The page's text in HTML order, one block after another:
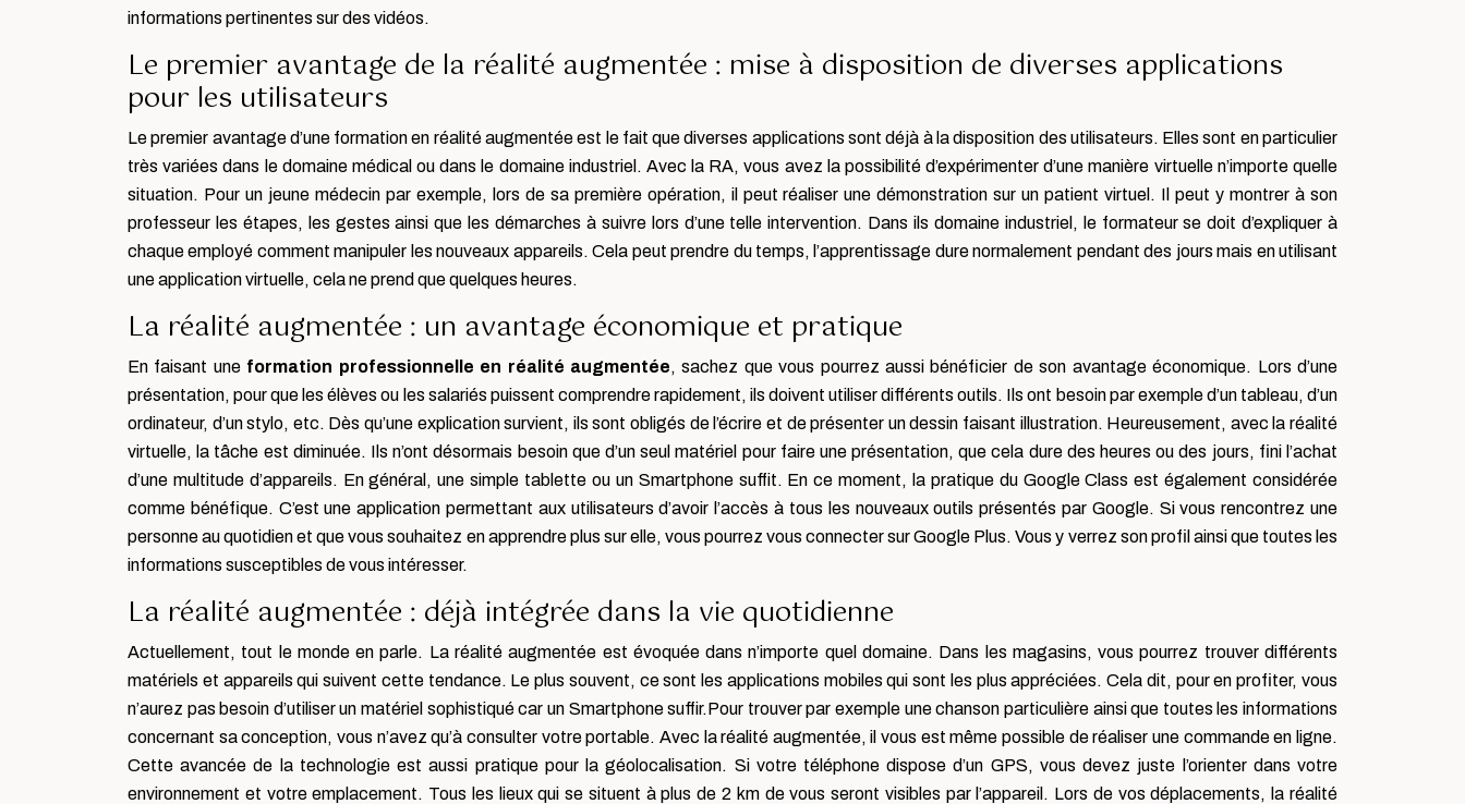
informations pertinentes sur des vidéos.
Le premier avantage de la réalité augmentée : mise à disposition de diverses applications
pour les utilisateurs
Le premier avantage d’une formation en réalité augmentée est le fait que diverses applications sont déjà à la disposition des utilisateurs. Elles sont en particulier
très variées dans le domaine médical ou dans le domaine industriel. Avec la RA, vous avez la possibilité d’expérimenter d’une manière virtuelle n’importe quelle
situation. Pour un jeune médecin par exemple, lors de sa première opération, il peut réaliser une démonstration sur un patient virtuel. Il peut y montrer à son
professeur les étapes, les gestes ainsi que les démarches à suivre lors d’une telle intervention. Dans ils domaine industriel, le formateur se doit d’expliquer à
chaque employé comment manipuler les nouveaux appareils. Cela peut prendre du temps, l’apprentissage dure normalement pendant des jours mais en utilisant
une application virtuelle, cela ne prend que quelques heures.
La réalité augmentée : un avantage économique et pratique
En faisant une formation professionnelle en réalité augmentée, sachez que vous pourrez aussi bénéficier de son avantage économique. Lors d’une
présentation, pour que les élèves ou les salariés puissent comprendre rapidement, ils doivent utiliser différents outils. Ils ont besoin par exemple d’un tableau, d’un
ordinateur, d’un stylo, etc. Dès qu’une explication survient, ils sont obligés de l’écrire et de présenter un dessin faisant illustration. Heureusement, avec la réalité
virtuelle, la tâche est diminuée. Ils n’ont désormais besoin que d’un seul matériel pour faire une présentation, que cela dure des heures ou des jours, fini l’achat
d’une multitude d’appareils. En général, une simple tablette ou un Smartphone suffit. En ce moment, la pratique du Google Class est également considérée
comme bénéfique. C’est une application permettant aux utilisateurs d’avoir l’accès à tous les nouveaux outils présentés par Google. Si vous rencontrez une
personne au quotidien et que vous souhaitez en apprendre plus sur elle, vous pourrez vous connecter sur Google Plus. Vous y verrez son profil ainsi que toutes les
informations susceptibles de vous intéresser.
La réalité augmentée : déjà intégrée dans la vie quotidienne
Actuellement, tout le monde en parle. La réalité augmentée est évoquée dans n’importe quel domaine. Dans les magasins, vous pourrez trouver différents
matériels et appareils qui suivent cette tendance. Le plus souvent, ce sont les applications mobiles qui sont les plus appréciées. Cela dit, pour en profiter, vous
n’aurez pas besoin d’utiliser un matériel sophistiqué car un Smartphone suffir.Pour trouver par exemple une chanson particulière ainsi que toutes les informations
concernant sa conception, vous n’avez qu’à consulter votre portable. Avec la réalité augmentée, il vous est même possible de réaliser une commande en ligne.
Cette avancée de la technologie est aussi pratique pour la géolocalisation. Si votre téléphone dispose d’un GPS, vous devez juste l’orienter dans votre
environnement et votre emplacement. Tous les lieux qui se situent à plus de 2 km de vous seront visibles par l’appareil. Lors de vos déplacements, la réalité